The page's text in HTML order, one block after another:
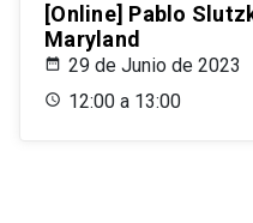
[Online] Pablo
Maryland
29 de Junio de 2023
12:00 a 13:00